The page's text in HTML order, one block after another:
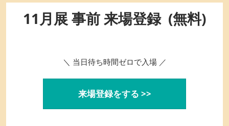
11月展 事前 来場登録 (無料)
＼ 当日待ち時間ゼロで入場 ／
来場登録をする >>